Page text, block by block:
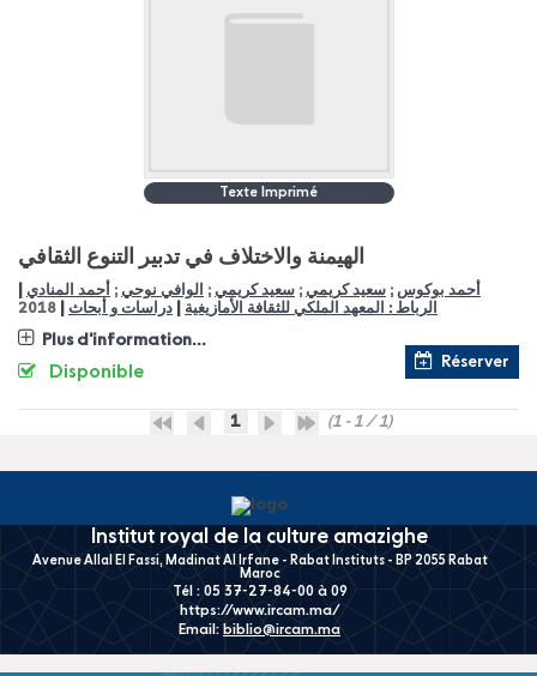
Texte Imprimé
الهيمنة والاختلاف في تدبير التنوع الثقافي
أحمد بوكوس ; سعيد كريمي ; سعيد كريمي ; الوافي نوحي ; أحمد المنادي
الرباط : المعهد الملكي للثقافة الأمازيغية دراسات و أبحاث 2018
Plus d'information...
Réserver
Disponible
1 (1 - 1 / 1)
Institut royal de la culture amazighe
Avenue Allal El Fassi, Madinat Al Irfane - Rabat Instituts - BP 2055 Rabat
Maroc
Tél : 05 37-27-84-00 à 09
https://www.ircam.ma/
Email: biblio@ircam.ma